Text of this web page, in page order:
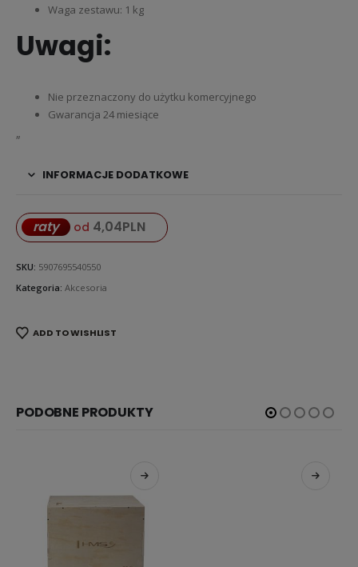
Waga zestawu: 1 kg
Uwagi:
Nie przeznaczony do użytku komercyjnego
Gwarancja 24 miesiące
„
INFORMACJE DODATKOWE
raty od 4,04PLN
SKU: 5907695540550
Kategoria: Akcesoria
ADD TO WISHLIST
PODOBNE PRODUKTY